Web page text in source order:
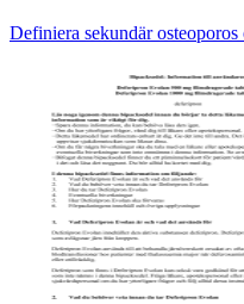
Definiera sekundär osteoporos